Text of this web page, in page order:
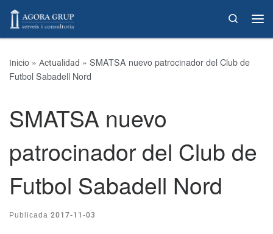
Skip to content Search
Inicio » Actualidad » SMATSA nuevo patrocinador del Club de
Futbol Sabadell Nord
SMATSA nuevo
patrocinador del Club de
Futbol Sabadell Nord
Publicada 2017-11-03